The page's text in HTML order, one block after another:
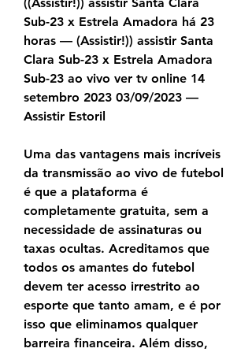
Sub-23 x Estrela Amadora há 23
horas — (Assistir!)) assistir Santa
Clara Sub-23 x Estrela Amadora
Sub-23 ao vivo ver tv online 14
setembro 2023 03/09/2023 —
Assistir Estoril
Uma das vantagens mais incríveis
da transmissão ao vivo de futebol
é que a plataforma é
completamente gratuita, sem a
necessidade de assinaturas ou
taxas ocultas. Acreditamos que
todos os amantes do futebol
devem ter acesso irrestrito ao
esporte que tanto amam, e é por
isso que eliminamos qualquer
barreira financeira. Além disso,